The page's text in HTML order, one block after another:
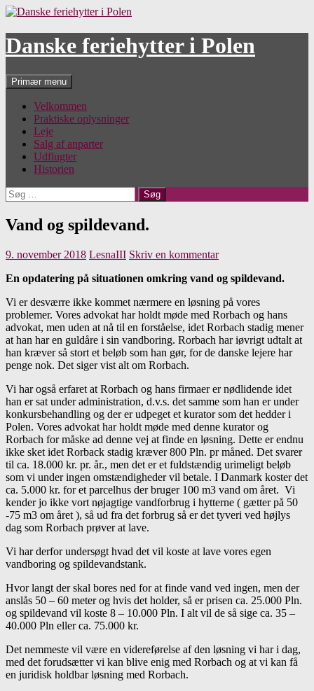
Hop
indhold
Danske feriehytter i Polen
Søg
Primær menu
Velkommen
Praktiske oplysninger
Leje
Salg af anparter
Udflugter
Historien
Søg
efter:
Vand og spildevand.
9. november 2018 LesnaIII Skriv en kommentar
En opdatering på situationen omkring vand og spildevand.
Vi er desværre ikke kommet nærmere en løsning på vores
problemer. Vores advokat har holdt møde med Rorbach og hans
advokat, men uden at nå til en forståelse, idet Rorbach stadig mener
at han har en guldåre i sin vandboring. Rorbach har iøvrigt udtalt at
han kræver så stort et beløb som han gør, for de danske lejere har
penge nok. Det siger vist alt om Rorbach.
Vi har også erfaret at Rorbach og hans firmaer er nødlidende idet
han er sat under administration, d.v.s. det samme som han er under
konkursbehandling og der er udpeget et kurator som det hedder i
Polen. Vores advokat har holdt møde med denne kurator og
Rorbach for måske ad denne vej at finde en løsning. Dette er endnu
ikke sket idet Rorback stadig kræver 800 Pln. pr måned. Det svarer
til ca. 18.000 kr. pr. år., men det er et fuldstændig urimeligt beløb
som vi under ingen omstændigheder vil betale. I Danmark koster det
ca. 5.000 kr. for et parcelhus der bruger 100 m3 vand om året. Vi
kender jo ikke vort nøjagtige vandforbrug i hytterne ( gætter på 50
-75 m3 om året ), så ud fra det forbrug så er det tyveri ved højlys
dag som Rorbach prøver at lave.
Vi har derfor undersøgt hvad det vil koste at lave vores egen
vandboring og spildevandstank.
Hvor langt der skal bores ned for at finde vand ved ingen, men der
anslås 50 – 60 meter og hvis det holder, så er prisen ca. 25.000 Pln.
og spildevand vil koste 8 – 10.000 Pln. I alt vil de så sige ca. 35 –
40.000 Pln eller ca. 75.000 kr.
Det nemmeste vil være en videreførelse af den løsning vi har i dag,
med det forudsætter vi kan blive enig med Rorbach og at vi kan få
en juridisk holdbar løsning med Rorbach.